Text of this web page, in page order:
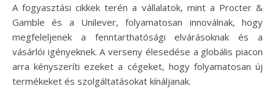
A fogyasztási cikkek terén a vállalatok, mint a Procter &
Gamble és a Unilever, folyamatosan innoválnak, hogy
megfeleljenek a fenntarthatósági elvárásoknak és a
vásárlói igényeknek. A verseny élesedése a globális piacon
arra kényszeríti ezeket a cégeket, hogy folyamatosan új
termékeket és szolgáltatásokat kínáljanak.